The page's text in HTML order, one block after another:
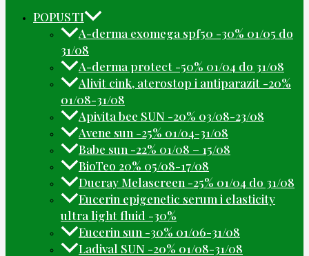
POPUSTI
A-derma exomega spf50 -30% 01/05 do
31/08
A-derma protect -50% 01/04 do 31/08
Alivit cink, aterostop i antiparazit -20%
01/08-31/08
Apivita bee SUN -20% 03/08-23/08
Avene sun -25% 01/04-31/08
Babe sun -22% 01/08 – 15/08
BioTeo 20% 05/08-17/08
Ducray Melascreen -25% 01/04 do 31/08
Eucerin epigenetic serum i elasticity
ultra light fluid -30%
Eucerin sun -30% 01/06-31/08
Ladival SUN -20% 01/08-31/08